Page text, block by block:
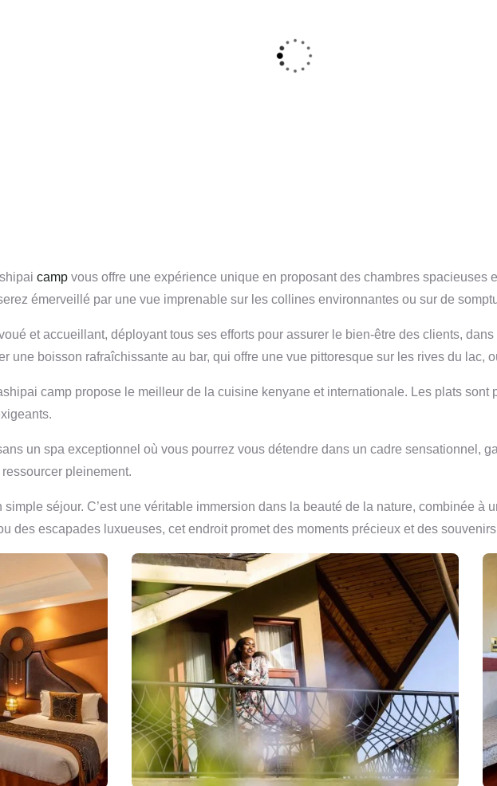
camp vous offre une expérience unique en proposant des chambres spacieuses
émerveillé par une vue imprenable sur les collines environnantes ou sur de
et accueillant, déployant tous ses efforts pour assurer le bien-être des clients,
une boisson rafraîchissante au bar, qui offre une vue pittoresque sur les rives du lac,
camp propose le meilleur de la cuisine kenyane et internationale. Les plats
un spa exceptionnel où vous pourrez vous détendre dans un cadre sensationnel,
pleinement.
simple séjour. C’est une véritable immersion dans la beauté de la nature, combinée
des escapades luxueuses, cet endroit promet des moments précieux et des